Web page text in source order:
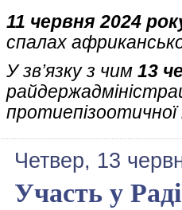
11 червня 2024
спалах
У зв’язку з чим 13
протиепізоотичної
Четвер, 13
Участь у